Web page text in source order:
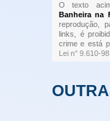
O texto
Banheira na
reprodução,
links, é
crime e está
Lei n° 9.610-